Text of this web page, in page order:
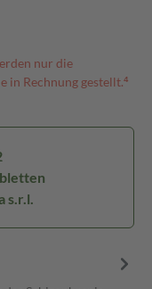
nur die
in Rechnung gestellt.⁴
s.r.l.